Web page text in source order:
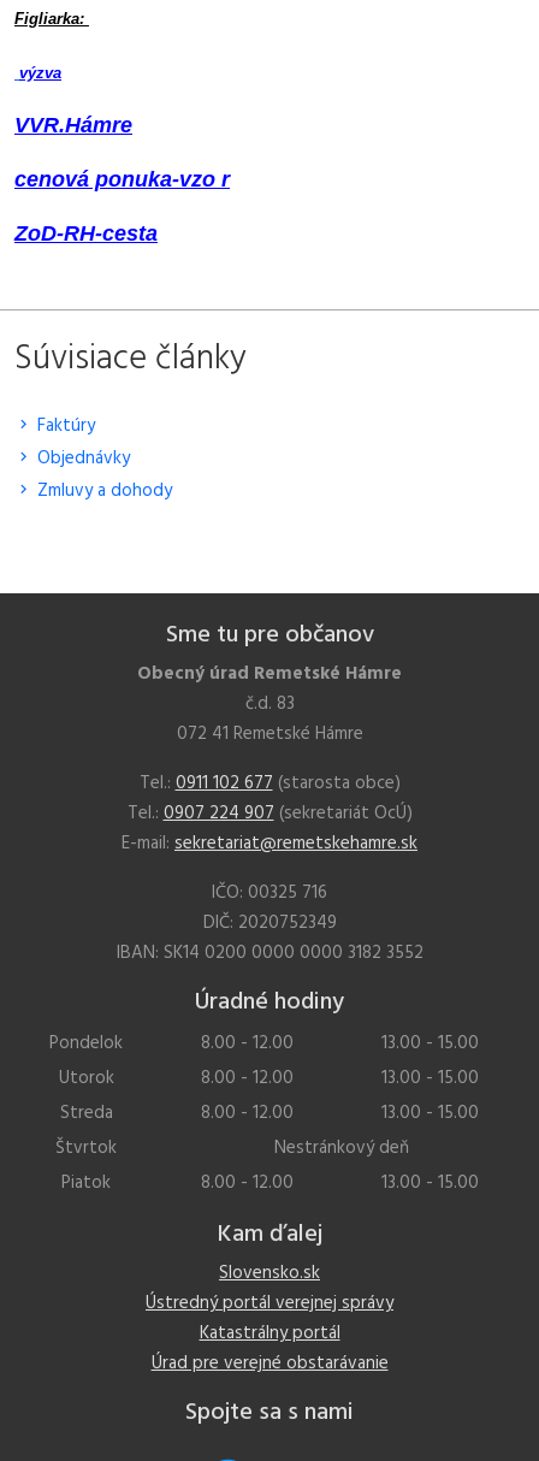
Figliarka:
výzva
VVR.Hámre
cenová ponuka-vzo r
ZoD-RH-cesta
Súvisiace články
Faktúry
Objednávky
Zmluvy a dohody
Sme tu pre občanov
Obecný úrad Remetské Hámre
č.d. 83
072 41 Remetské Hámre
Tel.:0911 102 677(starosta obce)
Tel.:0907 224 907(sekretariát OcÚ)
E-mail: sekretariat@remetskehamre.sk
IČO: 00325 716
DIČ: 2020752349
IBAN: SK14 0200 0000 0000 3182 3552
Úradné hodiny
Pondelok 8.00 - 12.00
13.00 - 15.00
Utorok
8.00 - 12.00
13.00 - 15.00
Streda
8.00 - 12.00
13.00 - 15.00
Štvrtok
Nestránkový deň
Piatok
8.00 - 12.00 13.00 - 15.00
Kam ďalej
Slovensko.sk
Ústredný portál verejnej správy
Katastrálny portál
Úrad pre verejné obstarávanie
Spojte sa s nami